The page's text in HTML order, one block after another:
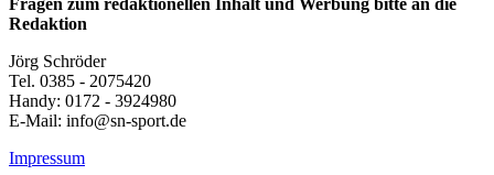
Fragen zum redaktionellen Inhalt und Werbung bitte an die
Redaktion
Jörg Schröder
Tel. 0385 - 2075420
Handy: 0172 - 3924980
E-Mail: info@sn-sport.de
Impressum